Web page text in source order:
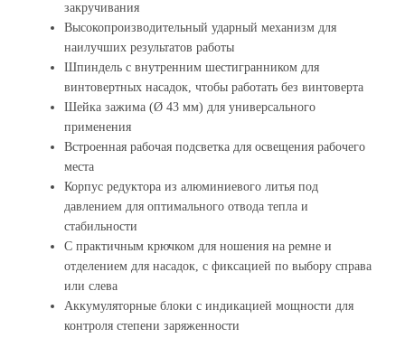
закручивания
Высокопроизводительный ударный механизм для
наилучших результатов работы
Шпиндель с внутренним шестигранником для
винтовертных насадок, чтобы работать без винтоверта
Шейка зажима (Ø 43 мм) для универсального
применения
Встроенная рабочая подсветка для освещения рабочего
места
Корпус редуктора из алюминиевого литья под
давлением для оптимального отвода тепла и
стабильности
С практичным крючком для ношения на ремне и
отделением для насадок, с фиксацией по выбору справа
или слева
Аккумуляторные блоки с индикацией мощности для
контроля степени заряженности